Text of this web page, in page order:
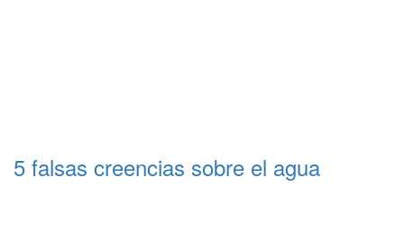
5 falsas creencias sobre el agua